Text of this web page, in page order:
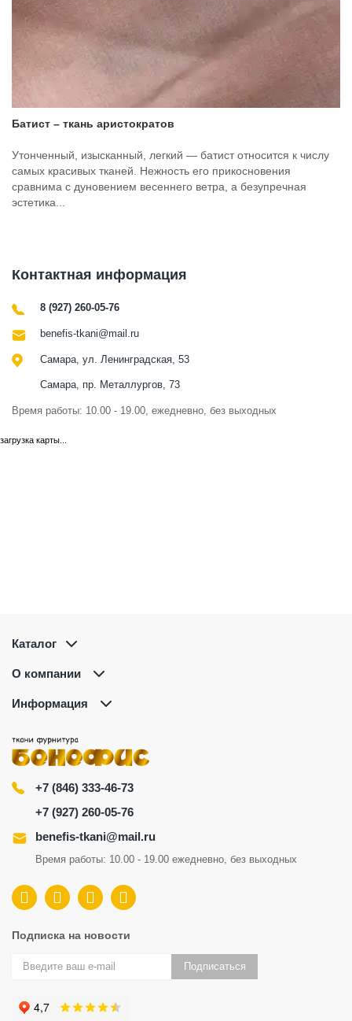
Батист – ткань аристократов
Утонченный, изысканный, легкий — батист относится к числу
самых красивых тканей. Нежность его прикосновения
сравнима с дуновением весеннего ветра, а безупречная
эстетика...
Контактная информация
8 (927) 260-05-76
benefis-tkani@mail.ru
Самара, ул. Ленинградская, 53
Самара, пр. Металлургов, 73
Время работы: 10.00 - 19.00, ежедневно, без выходных
загрузка карты...
Каталог
О компании
Информация
+7 (846) 333-46-73
+7 (927) 260-05-76
benefis-tkani@mail.ru
Время работы: 10.00 - 19.00 ежедневно, без выходных
Подписка на новости
Подписаться